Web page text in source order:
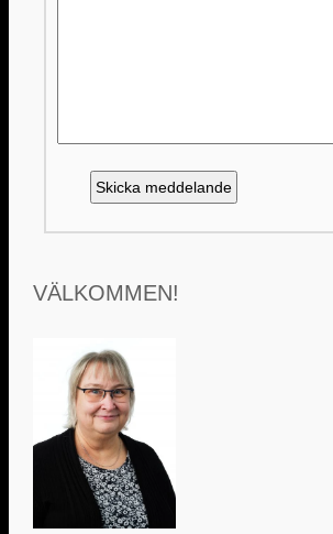
VÄLKOMMEN!